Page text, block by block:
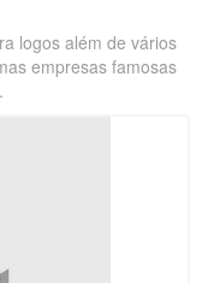
logos além de vários
empresas famosas